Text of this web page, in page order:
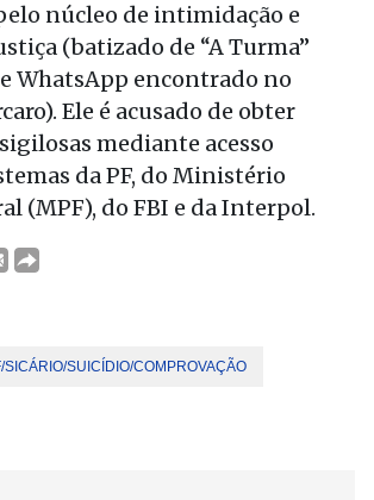
núcleo de intimidação e
(batizado de “A Turma”
WhatsApp encontrado no
Ele é acusado de obter
mediante acesso
da PF, do Ministério
(MPF), do FBI e da Interpol.
SUICÍDIO/COMPROVAÇÃO